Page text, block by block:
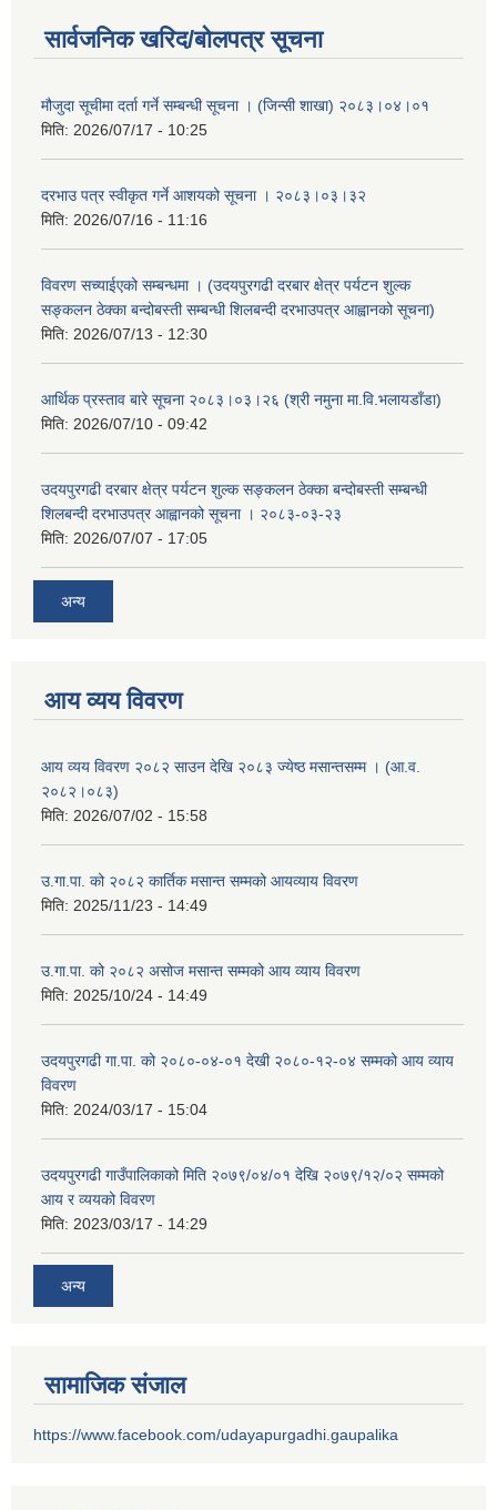
सार्वजनिक खरिद/बोलपत्र सूचना
मौजुदा सूचीमा दर्ता गर्ने सम्बन्धी सूचना । (जिन्सी शाखा) २०८३।०४।०१
मिति: 2026/07/17 - 10:25
दरभाउ पत्र स्वीकृत गर्ने आशयको सूचना । २०८३।०३।३२
मिति: 2026/07/16 - 11:16
विवरण सच्याईएको सम्बन्धमा । (उदयपुरगढी दरबार क्षेत्र पर्यटन शुल्क
सङ्कलन ठेक्का बन्दोबस्ती सम्बन्धी शिलबन्दी दरभाउपत्र आह्वानको सूचना)
मिति: 2026/07/13 - 12:30
आर्थिक प्रस्ताव बारे सूचना २०८३।०३।२६ (श्री नमुना मा.वि.भलायडाँडा)
मिति: 2026/07/10 - 09:42
उदयपुरगढी दरबार क्षेत्र पर्यटन शुल्क सङ्कलन ठेक्का बन्दोबस्ती सम्बन्धी
शिलबन्दी दरभाउपत्र आह्वानको सूचना । २०८३-०३-२३
मिति: 2026/07/07 - 17:05
अन्य
आय व्यय विवरण
आय व्यय विवरण २०८२ साउन देखि २०८३ ज्येष्ठ मसान्तसम्म । (आ.व.
२०८२।०८३)
मिति: 2026/07/02 - 15:58
उ.गा.पा. को २०८२ कार्तिक मसान्त सम्मको आयव्याय विवरण
मिति: 2025/11/23 - 14:49
उ.गा.पा. को २०८२ असोज मसान्त सम्मको आय व्याय विवरण
मिति: 2025/10/24 - 14:49
उदयपुरगढी गा.पा. को २०८०-०४-०१ देखी २०८०-१२-०४ सम्मको आय व्याय
विवरण
मिति: 2024/03/17 - 15:04
उदयपुरगढी गाउँपालिकाको मिति २०७९/०४/०१ देखि २०७९/१२/०२ सम्मको
आय र व्ययको विवरण
मिति: 2023/03/17 - 14:29
अन्य
सामाजिक संजाल
https://www.facebook.com/udayapurgadhi.gaupalika